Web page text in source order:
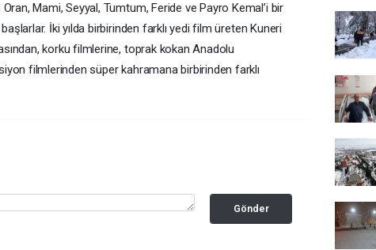
Mami, Seyyal, Tumtum, Feride ve Payro Kemal’i bir
İki yılda birbirinden farklı yedi film üreten Kuneri
korku filmlerine, toprak kokan Anadolu
filmlerinden süper kahramana birbirinden farklı
Gönder